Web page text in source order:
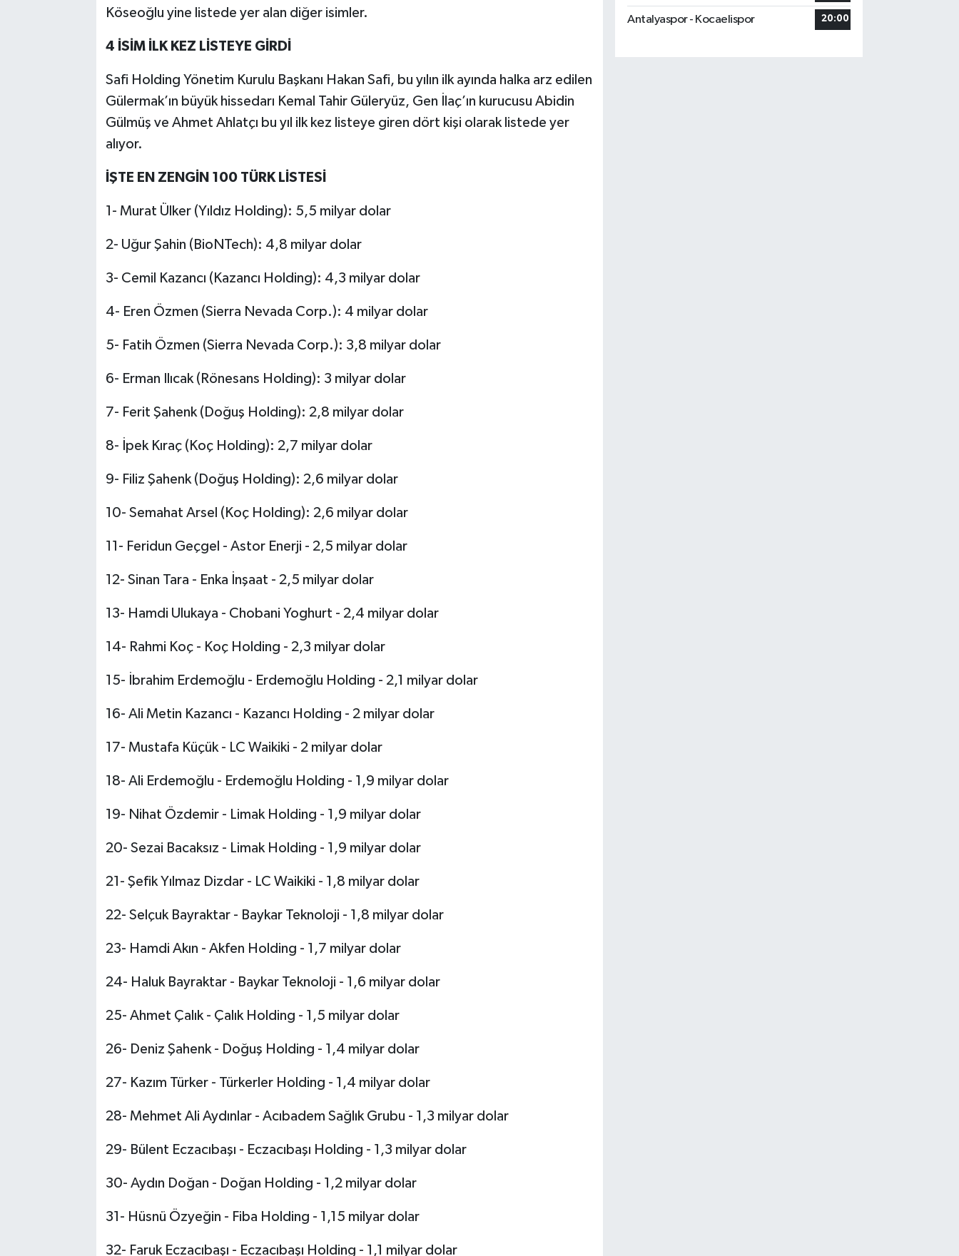
Köseoğlu yine listede yer alan diğer isimler.
4 İSİM İLK KEZ LİSTEYE GİRDİ
Safi Holding Yönetim Kurulu Başkanı Hakan Safi, bu yılın ilk ayında halka arz edilen
Gülermak’ın büyük hissedarı Kemal Tahir Güleryüz, Gen İlaç’ın kurucusu Abidin
Gülmüş ve Ahmet Ahlatçı bu yıl ilk kez listeye giren dört kişi olarak listede yer
alıyor.
İŞTE EN ZENGİN 100 TÜRK LİSTESİ
1- Murat Ülker (Yıldız Holding): 5,5 milyar dolar
2- Uğur Şahin (BioNTech): 4,8 milyar dolar
3- Cemil Kazancı (Kazancı Holding): 4,3 milyar dolar
4- Eren Özmen (Sierra Nevada Corp.): 4 milyar dolar
5- Fatih Özmen (Sierra Nevada Corp.): 3,8 milyar dolar
6- Erman Ilıcak (Rönesans Holding): 3 milyar dolar
7- Ferit Şahenk (Doğuş Holding): 2,8 milyar dolar
8- İpek Kıraç (Koç Holding): 2,7 milyar dolar
9- Filiz Şahenk (Doğuş Holding): 2,6 milyar dolar
10- Semahat Arsel (Koç Holding): 2,6 milyar dolar
11- Feridun Geçgel - Astor Enerji - 2,5 milyar dolar
12- Sinan Tara - Enka İnşaat - 2,5 milyar dolar
13- Hamdi Ulukaya - Chobani Yoghurt - 2,4 milyar dolar
14- Rahmi Koç - Koç Holding - 2,3 milyar dolar
15- İbrahim Erdemoğlu - Erdemoğlu Holding - 2,1 milyar dolar
16- Ali Metin Kazancı - Kazancı Holding - 2 milyar dolar
17- Mustafa Küçük - LC Waikiki - 2 milyar dolar
18- Ali Erdemoğlu - Erdemoğlu Holding - 1,9 milyar dolar
19- Nihat Özdemir - Limak Holding - 1,9 milyar dolar
20- Sezai Bacaksız - Limak Holding - 1,9 milyar dolar
21- Şefik Yılmaz Dizdar - LC Waikiki - 1,8 milyar dolar
22- Selçuk Bayraktar - Baykar Teknoloji - 1,8 milyar dolar
23- Hamdi Akın - Akfen Holding - 1,7 milyar dolar
24- Haluk Bayraktar - Baykar Teknoloji - 1,6 milyar dolar
25- Ahmet Çalık - Çalık Holding - 1,5 milyar dolar
26- Deniz Şahenk - Doğuş Holding - 1,4 milyar dolar
27- Kazım Türker - Türkerler Holding - 1,4 milyar dolar
28- Mehmet Ali Aydınlar - Acıbadem Sağlık Grubu - 1,3 milyar dolar
29- Bülent Eczacıbaşı - Eczacıbaşı Holding - 1,3 milyar dolar
30- Aydın Doğan - Doğan Holding - 1,2 milyar dolar
31- Hüsnü Özyeğin - Fiba Holding - 1,15 milyar dolar
32- Faruk Eczacıbaşı - Eczacıbaşı Holding - 1,1 milyar dolar
Antalyaspor - Kocaelispor 20:00